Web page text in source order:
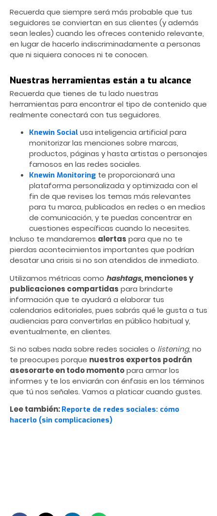
Recuerda que siempre será más probable que tus
seguidores se conviertan en sus clientes (y además
sean leales) cuando les ofreces contenido relevante,
en lugar de hacerlo indiscriminadamente a personas
que ni siquiera conoces ni te conocen.
Nuestras herramientas están a tu alcance
Recuerda que tienes de tu lado nuestras
herramientas para encontrar el tipo de contenido que
realmente conectará con tus seguidores.
Knewin Social usa inteligencia artificial para
monitorizar las menciones sobre marcas,
productos, páginas y hasta artistas o personajes
famosos en las redes sociales.
Knewin Monitoring te proporcionará una
plataforma personalizada y optimizada con el
fin de que revises los temas más relevantes
para tu marca, publicados en redes o en medios
de comunicación, y te puedas concentrar en
cuestiones específicas cuando lo necesites.
Incluso te mandaremos alertas para que no te
pierdas acontecimientos importantes que podrían
desatar una crisis si no son atendidos de inmediato.
Utilizamos métricas como hashtags, menciones y
publicaciones compartidas para brindarte
información que te ayudará a elaborar tus
calendarios editoriales, pues sabrás qué le gusta a tus
audiencias para convertirlas en público habitual y,
eventualmente, en clientes.
Si no sabes nada sobre redes sociales o listening, no
te preocupes porque nuestros expertos podrán
asesorarte en todo momentopara armar los
informes y te los enviarán con énfasis en los términos
que tú nos señales. Vamos a platicar cuando gustes.
Lee también: Reporte de redes sociales: cómo
hacerlo (sin complicaciones)